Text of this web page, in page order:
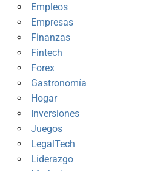
Empleos
Empresas
Finanzas
Fintech
Forex
Gastronomía
Hogar
Inversiones
Juegos
LegalTech
Liderazgo